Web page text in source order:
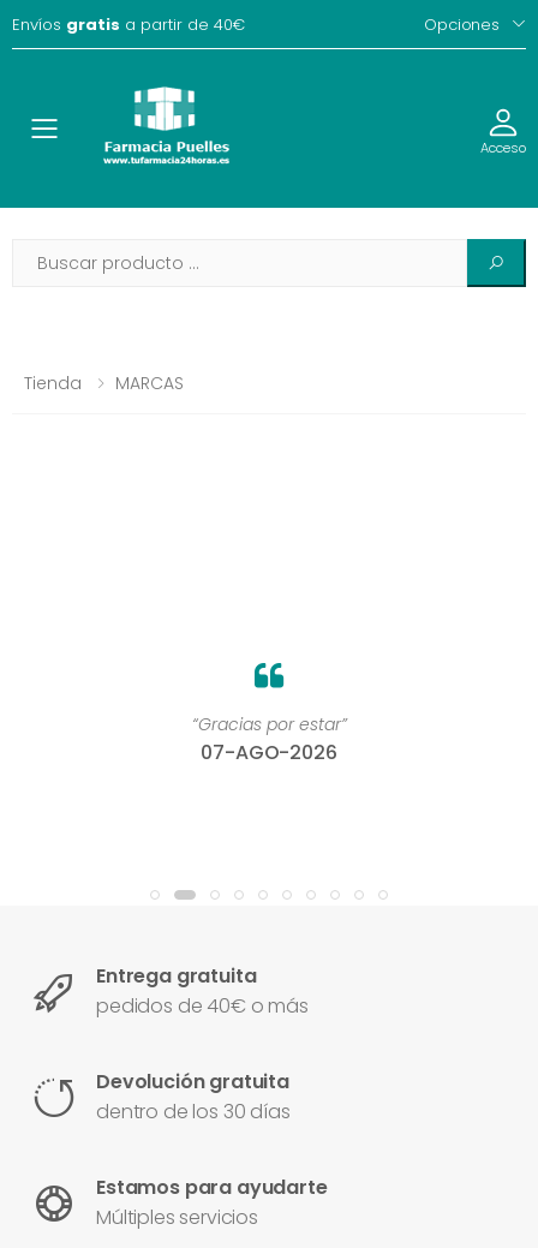
Envíos gratis a partir de 40€ Opciones
Toggle Acceso
Tienda MARCAS
“Gracias por estar”
07-AGO-2026
Entrega gratuita
pedidos de 40€ o más
Devolución gratuita
dentro de los 30 días
Estamos para ayudarte
Múltiples servicios